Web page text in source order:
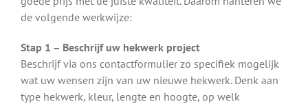
de volgende werkwijze:
Stap 1 – Beschrijf uw hekwerk project
Beschrijf via ons contactformulier zo specifiek mogelijk
wat uw wensen zijn van uw nieuwe hekwerk. Denk aan
type hekwerk, kleur, lengte en hoogte, op welk